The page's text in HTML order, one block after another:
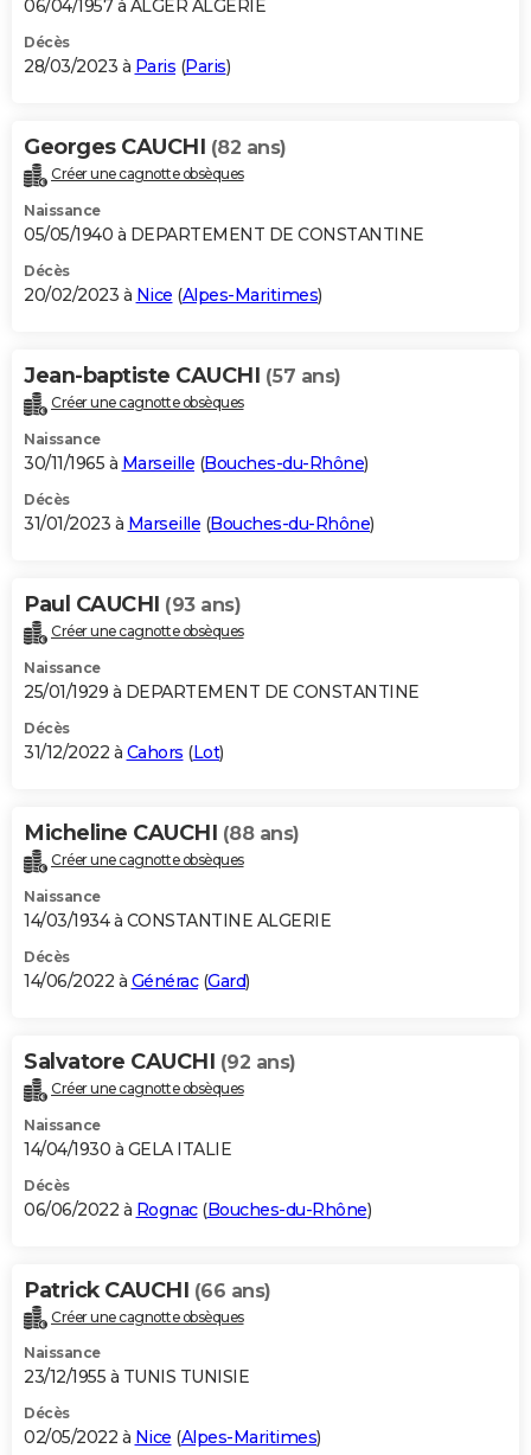
06/04/1957 à ALGER ALGERIE
Décès
28/03/2023 à Paris (Paris)
Georges CAUCHI (82 ans)
Créer une cagnotte obsèques
Naissance
05/05/1940 à DEPARTEMENT DE CONSTANTINE
Décès
20/02/2023 à Nice (Alpes-Maritimes)
Jean-baptiste CAUCHI (57 ans)
Créer une cagnotte obsèques
Naissance
30/11/1965 à Marseille (Bouches-du-Rhône)
Décès
31/01/2023 à Marseille (Bouches-du-Rhône)
Paul CAUCHI (93 ans)
Créer une cagnotte obsèques
Naissance
25/01/1929 à DEPARTEMENT DE CONSTANTINE
Décès
31/12/2022 à Cahors (Lot)
Micheline CAUCHI (88 ans)
Créer une cagnotte obsèques
Naissance
14/03/1934 à CONSTANTINE ALGERIE
Décès
14/06/2022 à Générac(Gard)
Salvatore CAUCHI (92 ans)
Créer une cagnotte obsèques
Naissance
14/04/1930 à GELA ITALIE
Décès
06/06/2022 à Rognac(Bouches-du-Rhône)
Patrick CAUCHI (66 ans)
Créer une cagnotte obsèques
Naissance
23/12/1955 à TUNIS TUNISIE
Décès
02/05/2022 à Nice (Alpes-Maritimes)